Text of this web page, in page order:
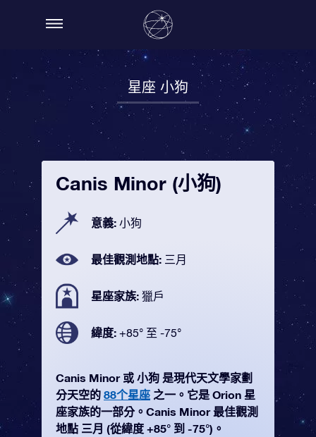
星座 小狗
Canis Minor (小狗)
意義: 小狗
最佳觀測地點: 三月
星座家族: 獵戶
緯度: +85° 至 -75°
Canis Minor 或 小狗 是現代天文學家劃
分天空的 88个星座 之一。它是 Orion 星
座家族的一部分。Canis Minor 最佳觀測
地點 三月 (從緯度 +85° 到 -75°)。